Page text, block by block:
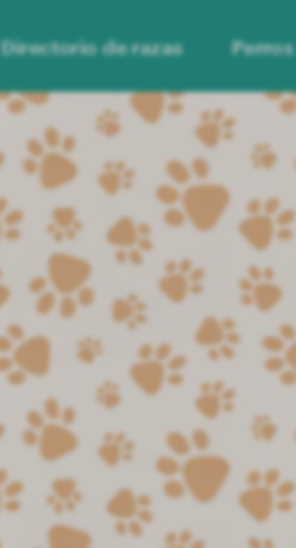
Directorio de razas Perros